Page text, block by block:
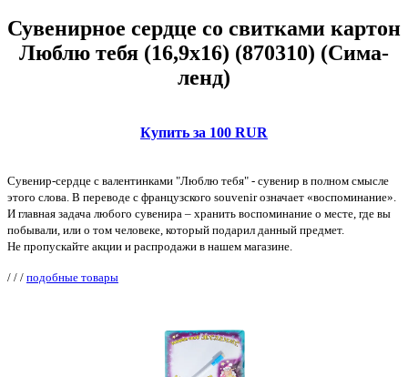
Сувенирное сердце со свитками картон
Люблю тебя (16,9х16) (870310) (Сима-
ленд)
Купить за 100 RUR
Сувенир-сердце с валентинками "Люблю тебя" - сувенир в полном смысле
этого слова. В переводе с французского souvenir означает «воспоминание».
И главная задача любого сувенира – хранить воспоминание о месте, где вы
побывали, или о том человеке, который подарил данный предмет.
Не пропускайте акции и распродажи в нашем магазине.
/ / / подобные товары